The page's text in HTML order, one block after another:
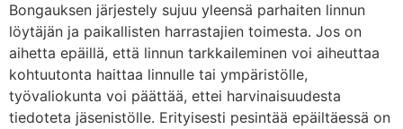
Bongauksen järjestely sujuu yleensä parhaiten linnun
löytäjän ja paikallisten harrastajien toimesta. Jos on
aihetta epäillä, että linnun tarkkaileminen voi aiheuttaa
kohtuutonta haittaa linnulle tai ympäristölle,
työvaliokunta voi päättää, ettei harvinaisuudesta
tiedoteta jäsenistölle. Erityisesti pesintää epäiltäessä on